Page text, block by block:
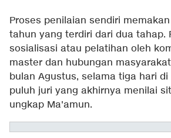
Proses penilaian sendiri
tahun yang terdiri dari dua tahap.
sosialisasi atau pelatihan oleh
master dan hubungan
bulan Agustus, selama tiga hari
puluh juri yang akhirnya menilai
ungkap Ma'amun.